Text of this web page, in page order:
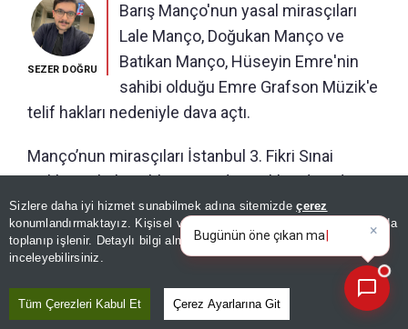
Sizlere daha iyi hizmet sunabilmek adına sitemizdeçerez
konumlandırmaktayız. Kişisel verileriniz, KVKK ve GDPR kapsamında
toplanıp işlenir. Detaylı bilgi almak içinAydınlatma Metnimizi
inceleyebilirsiniz.
Tüm Çerezleri Kabul Et Çerez Ayarlarına Git
SEZER DOĞRU
Barış Manço'nun yasal mirasçıları
Lale Manço, Doğukan Manço ve
Batıkan Manço, Hüseyin Emre'nin
sahibi olduğu Emre Grafson Müzik'e
telif hakları nedeniyle dava açtı.
Manço’nun mirasçıları İstanbul 3. Fikri Sınai
Haklar Hukuk Mahkemesinde açtıkları davada
sanatçının tüm külliyatının kendilerine iade
edilmesini talep etti.
×
Bugünün öne çıkan manşetleri
ve gelişmeleri neler?